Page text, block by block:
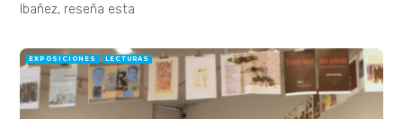
Ibañez, reseña esta
EXPOSICIONES LECTURAS